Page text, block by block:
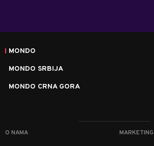
MONDO
MONDO SRBIJA
MONDO CRNA GORA
O NAMA MARKETING